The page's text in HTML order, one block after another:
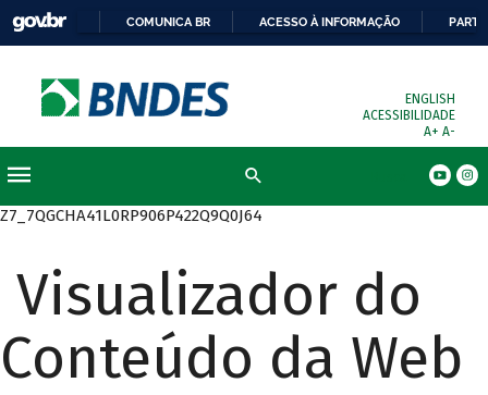
COMUNICA BR ACESSO À INFORMAÇÃO
ENGLISH
ACESSIBILIDADE
A+ A-
Z7_7QGCHA41L0RP906P422Q9Q0J64
Visualizador do
Conteúdo da Web